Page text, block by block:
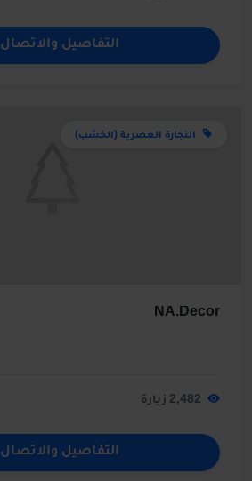
التفاصيل والاتصال
النجارة العصرية (الخشب)
NA.Decor
التفاصيل والاتصال